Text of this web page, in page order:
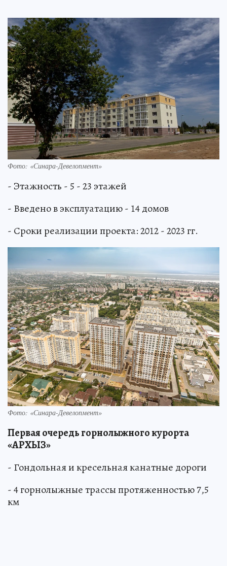
Фото: «Синара-­Девелопмент»
- Этажность - 5 - 23 этажей
- Введено в эксплуатацию - 14 домов
- Сроки реализации проекта: 2012 - 2023 гг.
Фото: «Синара-­Девелопмент»
Первая очередь горнолыжного курорта
«АРХЫЗ»
- Гондольная и кресельная канатные дороги
- 4 горнолыжные трассы протяженностью 7,5
км